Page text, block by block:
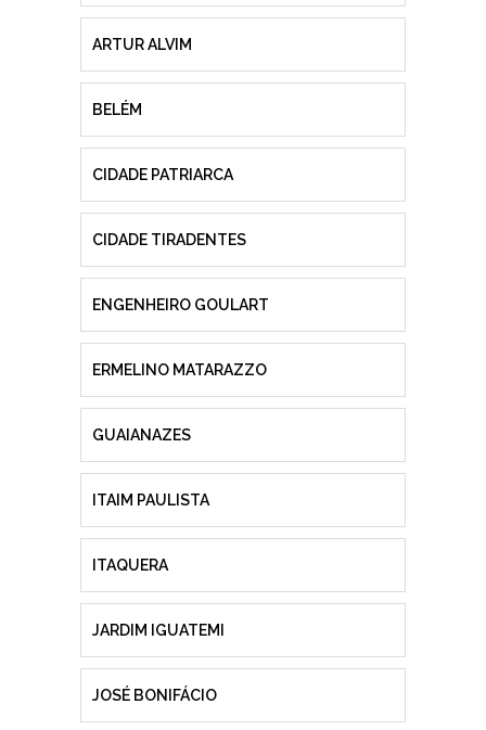
ARTUR ALVIM
BELÉM
CIDADE PATRIARCA
CIDADE TIRADENTES
ENGENHEIRO GOULART
ERMELINO MATARAZZO
GUAIANAZES
ITAIM PAULISTA
ITAQUERA
JARDIM IGUATEMI
JOSÉ BONIFÁCIO